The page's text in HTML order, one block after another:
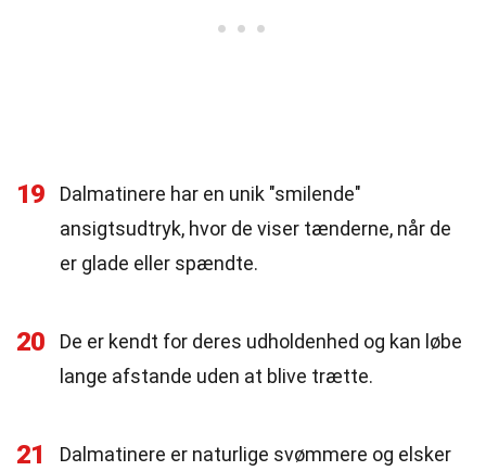
19
Dalmatinere har en unik "smilende"
ansigtsudtryk, hvor de viser tænderne, når de
er glade eller spændte.
20
De er kendt for deres udholdenhed og kan løbe
lange afstande uden at blive trætte.
21
Dalmatinere er naturlige svømmere og elsker